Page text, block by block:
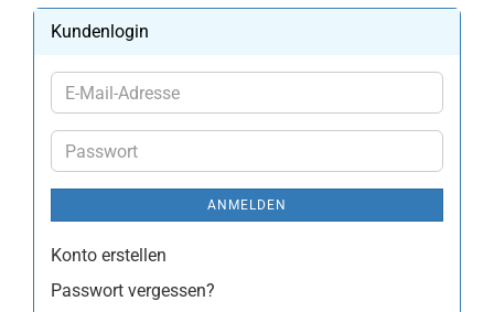
Kundenlogin
E-
Mail-
Adresse
Passwort
ANMELDEN
Konto erstellen
Passwort vergessen?